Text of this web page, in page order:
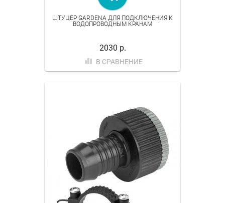
ШТУЦЕР GARDENA ДЛЯ ПОДКЛЮЧЕНИЯ К
ВОДОПРОВОДНЫМ КРАНАМ
2030 р.
В СРАВНЕНИЕ